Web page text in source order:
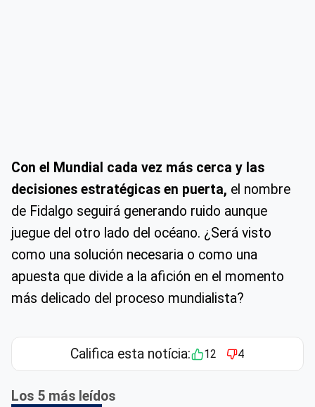
Con el Mundial cada vez más cerca y las
decisiones estratégicas en puerta, el nombre
de Fidalgo seguirá generando ruido aunque
juegue del otro lado del océano. ¿Será visto
como una solución necesaria o como una
apuesta que divide a la afición en el momento
más delicado del proceso mundialista?
Califica esta notícia: 12 4
Los 5 más leídos